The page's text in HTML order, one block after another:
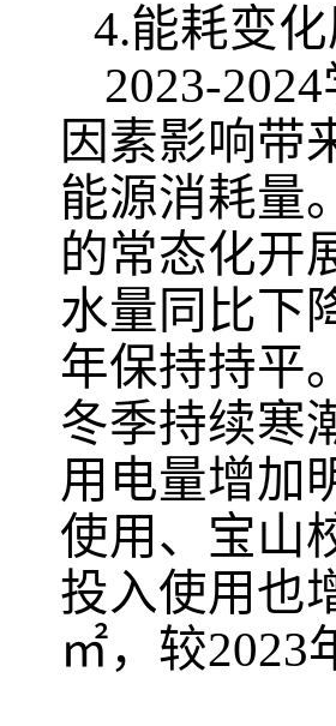
4.能耗变
2023-2024
因素影响带
能源消耗量
的常态化开
水量同比下
年保持持平
冬季持续寒
用电量增加
使用、宝山
投入使用也
㎡，较2023